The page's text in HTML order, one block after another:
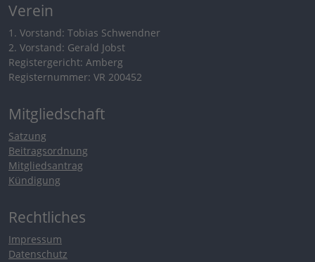
Verein
1. Vorstand: Tobias Schwendner
2. Vorstand: Gerald Jobst
Registergericht: Amberg
Registernummer: VR 200452
Mitgliedschaft
Satzung
Beitragsordnung
Mitgliedsantrag
Kündigung
Rechtliches
Impressum
Datenschutz